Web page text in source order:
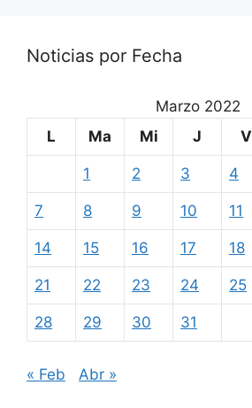
Noticias por Fecha
Marzo 2022
L
Ma Mi J V
1 2 3 4
7 8 9 10 11
14 15 16 17 18
21 22 23 24 25
28 29 30 31
« Feb Abr »